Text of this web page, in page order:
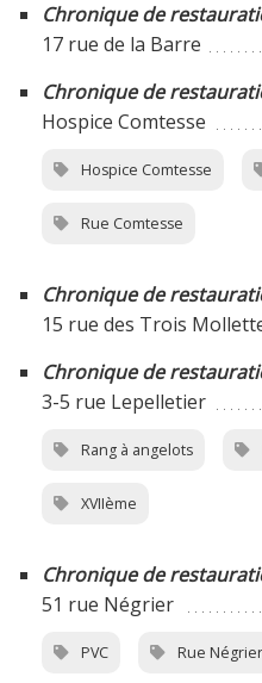
Chronique de
17 rue de la Barre
Chronique de
Hospice Comtesse
Hospice Comtesse
Rue Comtesse
Chronique de
15 rue des Trois
Chronique de
3-5 rue Lepelletier
Rang à angelots
XVIIème
Chronique de
51 rue Négrier
PVC Rue Négrier